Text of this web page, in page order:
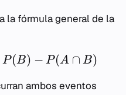
la fórmula general de la
P (B) − P (A ∩ B)
ambos eventos